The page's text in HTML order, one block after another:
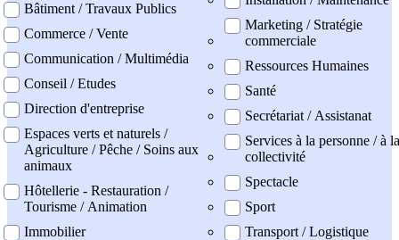
Bâtiment / Travaux Publics
Commerce / Vente
Communication / Multimédia
Conseil / Etudes
Direction d'entreprise
Espaces verts et naturels /
Agriculture / Pêche / Soins aux
animaux
Hôtellerie - Restauration /
Tourisme / Animation
Immobilier
Marketing / Stratégie
commerciale
Ressources Humaines
Santé
Secrétariat / Assistanat
Services à la personne / à la
collectivité
Spectacle
Sport
Transport / Logistique